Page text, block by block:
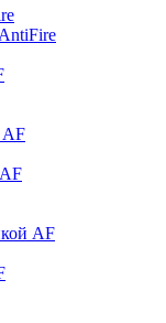
AF
AF